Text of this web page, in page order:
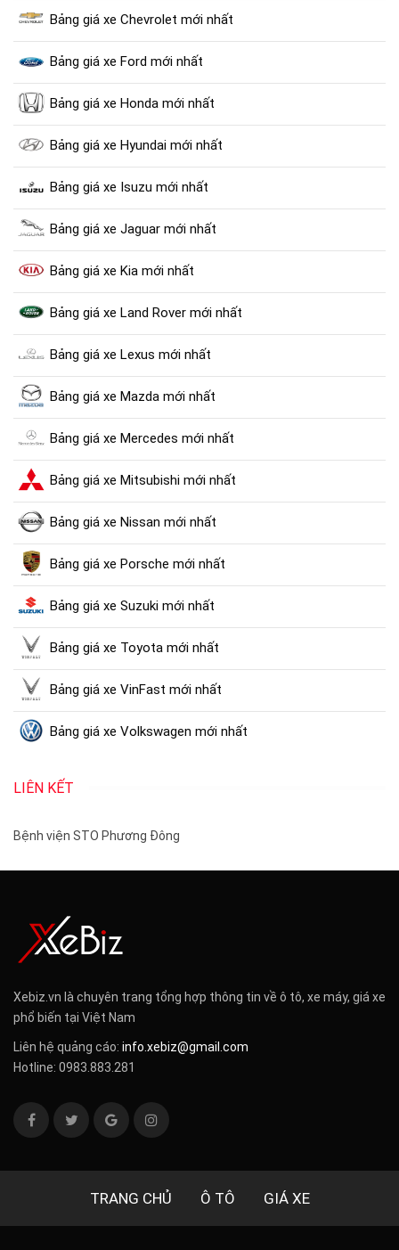
Bảng giá xe Chevrolet mới nhất
Bảng giá xe Ford mới nhất
Bảng giá xe Honda mới nhất
Bảng giá xe Hyundai mới nhất
Bảng giá xe Isuzu mới nhất
Bảng giá xe Jaguar mới nhất
Bảng giá xe Kia mới nhất
Bảng giá xe Land Rover mới nhất
Bảng giá xe Lexus mới nhất
Bảng giá xe Mazda mới nhất
Bảng giá xe Mercedes mới nhất
Bảng giá xe Mitsubishi mới nhất
Bảng giá xe Nissan mới nhất
Bảng giá xe Porsche mới nhất
Bảng giá xe Suzuki mới nhất
Bảng giá xe Toyota mới nhất
Bảng giá xe VinFast mới nhất
Bảng giá xe Volkswagen mới nhất
LIÊN KẾT
Bệnh viện STO Phương Đông
Xebiz.vn là chuyên trang tổng hợp thông tin về ô tô, xe máy, giá xe
phổ biến tại Việt Nam
Liên hệ quảng cáo: info.xebiz@gmail.com
Hotline: 0983.883.281
TRANG CHỦ Ô TÔ GIÁ XE